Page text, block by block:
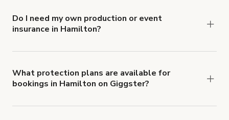
Do I need my own production or event
insurance in Hamilton?
insurance with liability coverage of no less than
$1,000,000.
What protection plans are available for
bookings in Hamilton on Giggster?